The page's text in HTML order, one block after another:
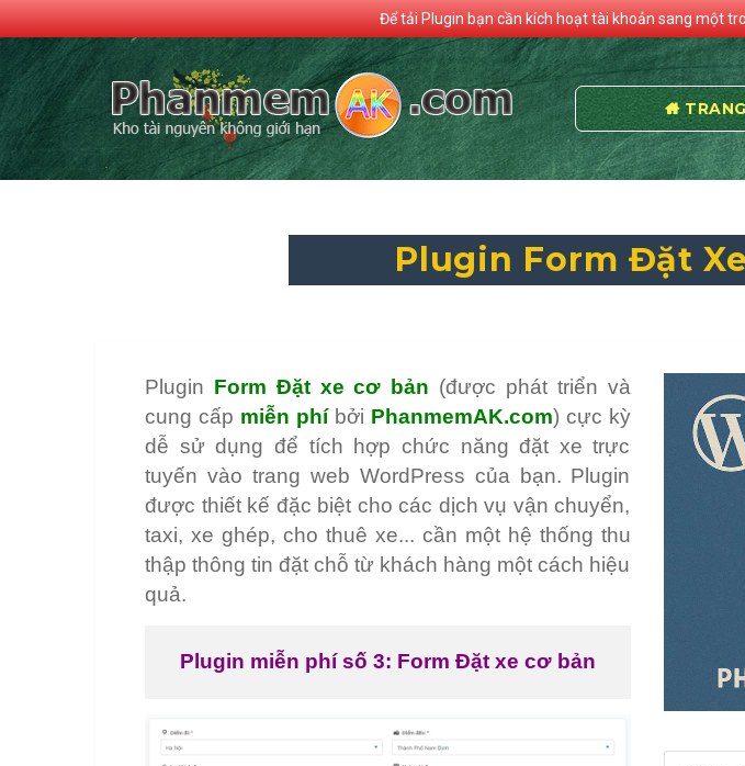
Để tải Plugin bạn cần kích hoạt tài khoản sang một
Plugin Form Đặt
Plugin Form Đặt xe cơ bản (được phát triển và
cung cấp miễn phíbởi PhanmemAK.com) cực kỳ
dễ sử dụng để tích hợp chức năng đặt xe trực
tuyến vào trang web WordPress của bạn. Plugin
được thiết kế đặc biệt cho các dịch vụ vận chuyển,
taxi, xe ghép, cho thuê xe... cần một hệ thống thu
thập thông tin đặt chỗ từ khách hàng một cách hiệu
quả.
Plugin miễn phí số 3: Form Đặt xe cơ bản